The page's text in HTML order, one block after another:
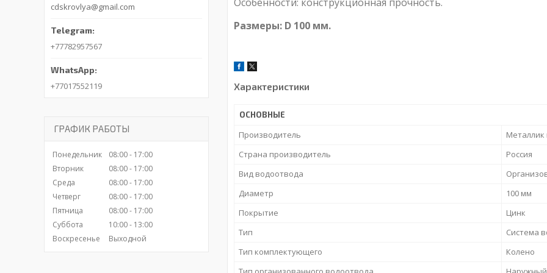
Размеры: D 100 мм.
Характеристики
ОСНОВНЫЕ
Производитель
Металлик
Страна производитель
Россия
Вид водоотвода
Диаметр
100 мм
Покрытие
Цинк
Тип
Система
Тип комплектующего
Колено
cdskrovlya@gmail.com
+77782957567
+77017552119
ГРАФИК РАБОТЫ
Понедельник 08:00
17:00
Вторник
08:00
17:00
Среда
08:00
17:00
Четверг
08:00
17:00
Пятница
08:00
17:00
Суббота
10:00
13:00
Воскресенье
Выходной